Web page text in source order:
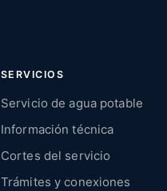
SERVICIOS
Servicio de agua potable
Información técnica
Cortes del servicio
Trámites y conexiones